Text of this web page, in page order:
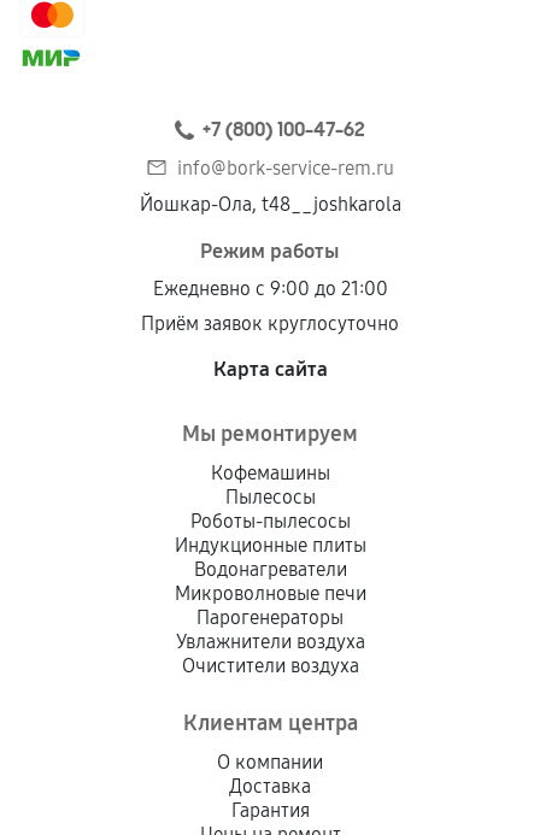
+7 (800) 100-47-62
info@bork-service-rem.ru
Йошкар-Ола, t48__joshkarola
Режим работы
Ежедневно с 9:00 до 21:00
Приём заявок круглосуточно
Карта сайта
Мы ремонтируем
Кофемашины
Пылесосы
Роботы-пылесосы
Индукционные плиты
Водонагреватели
Микроволновые печи
Парогенераторы
Увлажнители воздуха
Очистители воздуха
Клиентам центра
О компании
Доставка
Гарантия